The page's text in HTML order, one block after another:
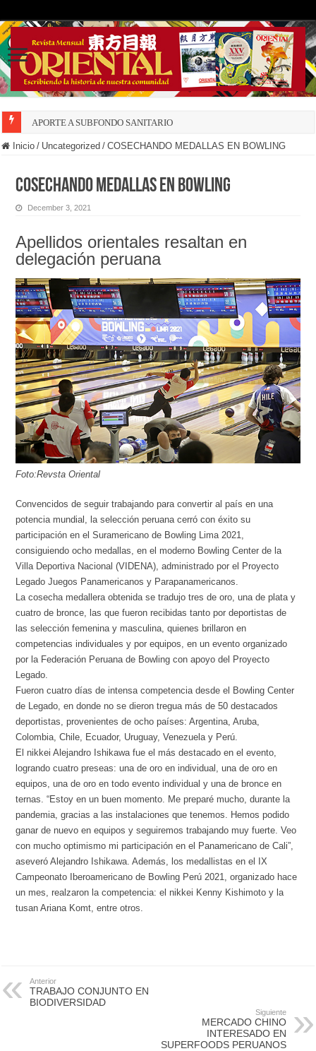
APORTE A SUBFONDO SANITARIO
Inicio / Uncategorized / COSECHANDO MEDALLAS EN BOWLING
COSECHANDO MEDALLAS EN BOWLING
December 3, 2021
Apellidos orientales resaltan en
delegación peruana
Foto:Revsta Oriental
Convencidos de seguir trabajando para convertir al país en una
potencia mundial, la selección peruana cerró con éxito su
participación en el Suramericano de Bowling Lima 2021,
consiguiendo ocho medallas, en el moderno Bowling Center de la
Villa Deportiva Nacional (VIDENA), administrado por el Proyecto
Legado Juegos Panamericanos y Parapanamericanos.
La cosecha medallera obtenida se tradujo tres de oro, una de plata y
cuatro de bronce, las que fueron recibidas tanto por deportistas de
las selección femenina y masculina, quienes brillaron en
competencias individuales y por equipos, en un evento organizado
por la Federación Peruana de Bowling con apoyo del Proyecto
Legado.
Fueron cuatro días de intensa competencia desde el Bowling Center
de Legado, en donde no se dieron tregua más de 50 destacados
deportistas, provenientes de ocho países: Argentina, Aruba,
Colombia, Chile, Ecuador, Uruguay, Venezuela y Perú.
El nikkei Alejandro Ishikawa fue el más destacado en el evento,
logrando cuatro preseas: una de oro en individual, una de oro en
equipos, una de oro en todo evento individual y una de bronce en
ternas. “Estoy en un buen momento. Me preparé mucho, durante la
pandemia, gracias a las instalaciones que tenemos. Hemos podido
ganar de nuevo en equipos y seguiremos trabajando muy fuerte. Veo
con mucho optimismo mi participación en el Panamericano de Cali”,
aseveró Alejandro Ishikawa. Además, los medallistas en el IX
Campeonato Iberoamericano de Bowling Perú 2021, organizado hace
un mes, realzaron la competencia: el nikkei Kenny Kishimoto y la
tusan Ariana Komt, entre otros.
Anterior
TRABAJO CONJUNTO EN
BIODIVERSIDAD
Siguiente
MERCADO CHINO
INTERESADO EN
SUPERFOODS PERUANOS